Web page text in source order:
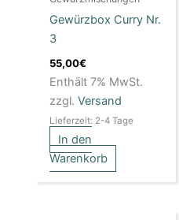
Gewürzbox Curry Nr.
3
55,00€
Enthält 7% MwSt.
zzgl. Versand
Lieferzeit: 2-4 Tage
In den
Warenkorb